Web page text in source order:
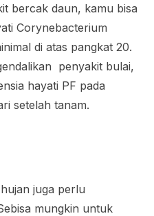
bercak daun, kamu bisa
Corynebacterium
di atas pangkat 20.
penyakit bulai,
hayati PF pada
setelah tanam.
juga perlu
mungkin untuk